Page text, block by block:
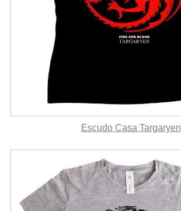
Escudo Casa Targaryen